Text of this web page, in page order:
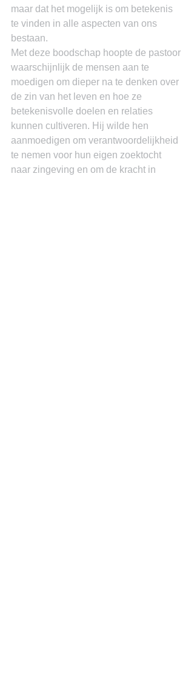
maar dat het mogelijk is om betekenis
te vinden in alle aspecten van ons
bestaan.
Met deze boodschap hoopte de pastoor
waarschijnlijk de mensen aan te
moedigen om dieper na te denken over
de zin van het leven en hoe ze
betekenisvolle doelen en relaties
kunnen cultiveren. Hij wilde hen
aanmoedigen om verantwoordelijkheid
te nemen voor hun eigen zoektocht
naar zingeving en om de kracht in